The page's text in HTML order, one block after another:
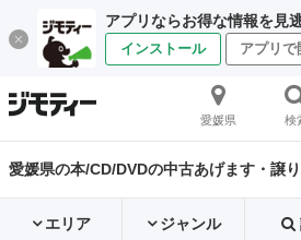
アプリならお得な情報を見
インストール アプリで
愛媛県 検
愛媛県の本/CD/DVDの中古あげます・譲
エリア ジャンル